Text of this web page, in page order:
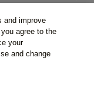
and improve
agree to the
your
and change